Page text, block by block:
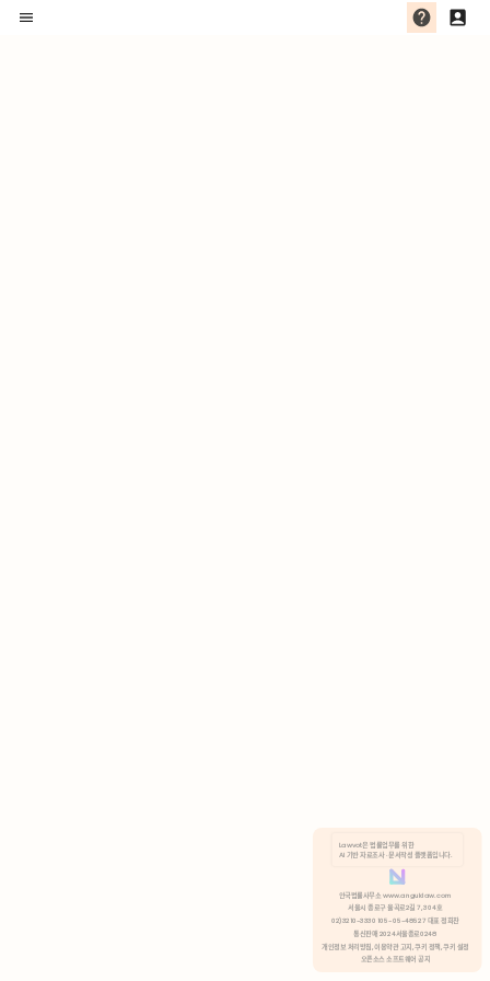
분석 쿠키 허용
Lawvot은 법률업무를 위한
AI 기반 자료조사 · 문서작성 플랫폼입니다.
안국법률사무소 www.anguklaw.com
서울시 종로구 율곡로2길 7, 304호
02)3210-3330 105-05-48527 대표 정희찬
통신판매 2024서울종로0248
개인정보 처리방침, 이용약관 고지, 쿠키 정책, 쿠키 설정
오픈소스 소프트웨어 공지